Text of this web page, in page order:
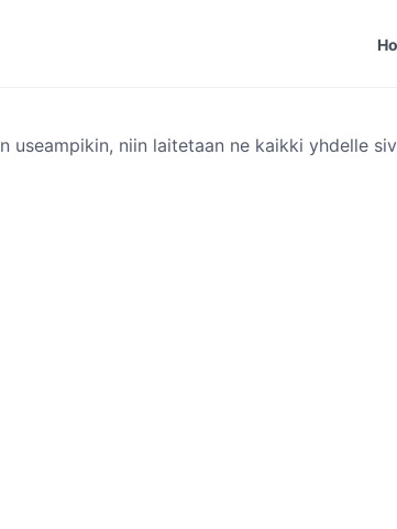
useampikin, niin laitetaan ne kaikki yhdelle